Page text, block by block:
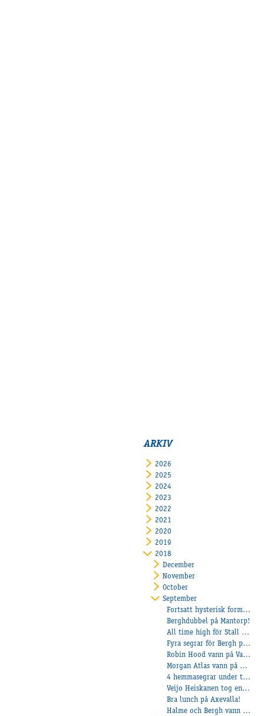
ARKIV
2026
2025
2024
2023
2022
2021
2020
2019
2018
December
November
October
September
Fortsatt hysterisk form för Stall Heiskanen!
Berghdubbel på Mantorp!
All time high för Stall Eklundh!
Fyra segrar för Bergh på Bergsåker!
Robin Hood vann på Vaggeryd!
Morgan Atlas vann på Kalmar!
4 hemmasegrar under torsdagen
Veijo Heiskanen tog en dubbelseger på Solvalla
Bra lunch på Axevalla!
Halme och Bergh vann i höstrusket!